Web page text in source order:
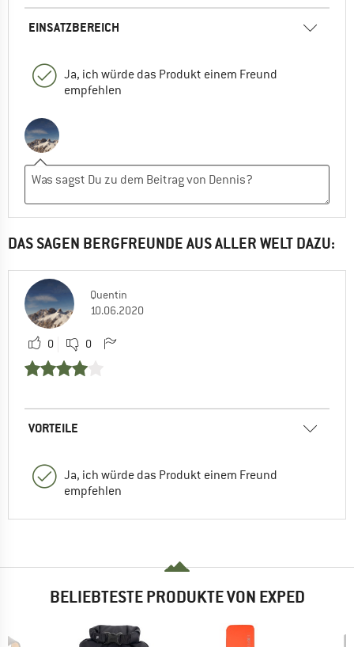
EINSATZBEREICH
Ja, ich würde das Produkt einem Freund
empfehlen
DAS SAGEN BERGFREUNDE AUS ALLER WELT DAZU:
Quentin
10.06.2020
0 0
VORTEILE
Ja, ich würde das Produkt einem Freund
empfehlen
BELIEBTESTE PRODUKTE VON EXPED